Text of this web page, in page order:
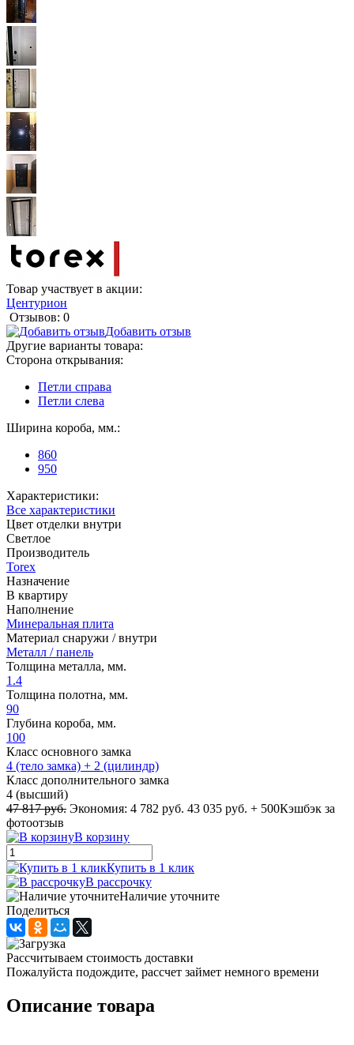
Товар участвует в акции:
Центурион
Отзывов: 0
Добавить отзыв
Другие варианты товара:
Сторона открывания:
Петли справа
Петли слева
Ширина короба, мм.:
860
950
Характеристики:
Все характеристики
Цвет отделки внутри
Светлое
Производитель
Torex
Назначение
В квартиру
Наполнение
Минеральная плита
Материал снаружи / внутри
Металл / панель
Толщина металла, мм.
1.4
Толщина полотна, мм.
90
Глубина короба, мм.
100
Класс основного замка
4 (тело замка) + 2 (цилиндр)
Класс дополнительного замка
4 (высший)
47 817 руб. Экономия: 4 782 руб. 43 035 руб. + 500Кэшбэк за
фотоотзыв
В корзину
Купить в 1 клик
В рассрочку
Наличие уточните
Поделиться
Рассчитываем стоимость доставки
Пожалуйста подождите, рассчет займет немного времени
Описание товара